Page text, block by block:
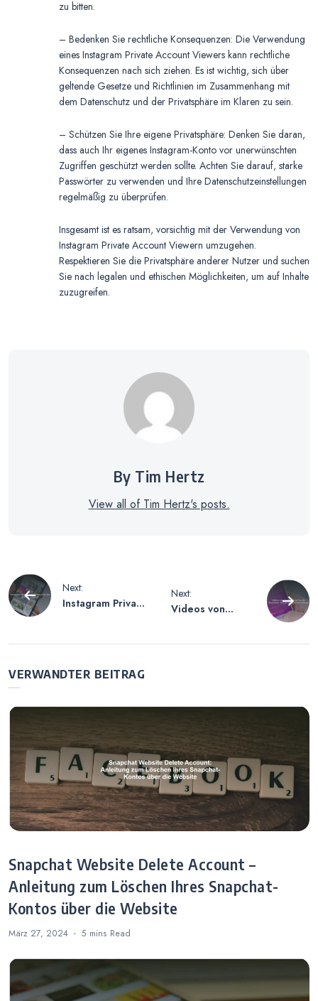
zu bitten.
– Bedenken Sie rechtliche Konsequenzen: Die Verwendung
eines Instagram Private Account Viewers kann rechtliche
Konsequenzen nach sich ziehen. Es ist wichtig, sich über
geltende Gesetze und Richtlinien im Zusammenhang mit
dem Datenschutz und der Privatsphäre im Klaren zu sein.
– Schützen Sie Ihre eigene Privatsphäre: Denken Sie daran,
dass auch Ihr eigenes Instagram-Konto vor unerwünschten
Zugriffen geschützt werden sollte. Achten Sie darauf, starke
Passwörter zu verwenden und Ihre Datenschutzeinstellungen
regelmäßig zu überprüfen.
Insgesamt ist es ratsam, vorsichtig mit der Verwendung von
Instagram Private Account Viewern umzugehen.
Respektieren Sie die Privatsphäre anderer Nutzer und suchen
Sie nach legalen und ethischen Möglichkeiten, um auf Inhalte
zuzugreifen.
By Tim Hertz
View all of Tim Hertz's posts.
Beitragsnavigation
Next:
Instagram Private
Next:
Videos von
Handy Speichern
VERWANDTER BEITRAG
Snapchat Website Delete Account –
Anleitung zum Löschen Ihres Snapchat-
Kontos über die Website
März 27, 2024 5 mins Read